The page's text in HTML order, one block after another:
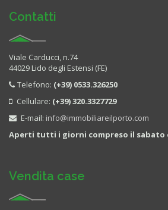
Contatti
Viale Carducci, n.74
44029 Lido degli Estensi (FE)
Telefono: (+39) 0533.326250
Cellulare: (+39) 320.3327729
E-mail: info@immobiliareilporto.com
Aperti tutti i giorni compreso il sabato
Vendita case